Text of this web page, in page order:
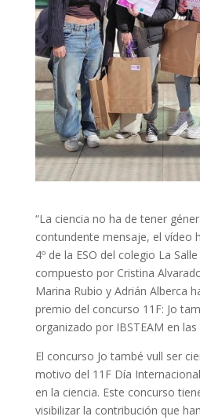
“La ciencia no ha de tener
contundente mensaje, el vídeo
4º de la ESO del colegio La
compuesto por Cristina
Marina Rubio y Adrián Alberca
premio del concurso 11F: Jo
organizado por IBSTEAM en las
El concurso Jo també vull ser
motivo del 11F Día
en la ciencia. Este concurso
visibilizar la contribución que